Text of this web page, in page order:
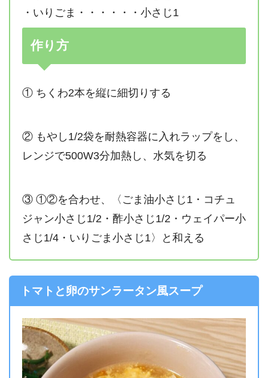
・いりごま・・・・・・小さじ1
作り方
① ちくわ2本を縦に細切りする
② もやし1/2袋を耐熱容器に入れラップをし、
レンジで500W3分加熱し、水気を切る
③ ①②を合わせ、〈ごま油小さじ1・コチュ
ジャン小さじ1/2・酢小さじ1/2・ウェイパー小
さじ1/4・いりごま小さじ1〉と和える
トマトと卵のサンラータン風スープ